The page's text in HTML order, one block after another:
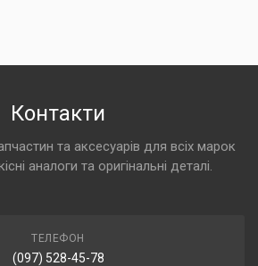
Контакти
та аксесуарів для всіх марок
аналоги та оригінальні деталі.
ТЕЛЕФОН
(097) 528-45-78